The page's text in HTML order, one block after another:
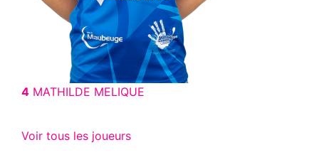
4 MATHILDE MELIQUE
Voir tous les joueurs